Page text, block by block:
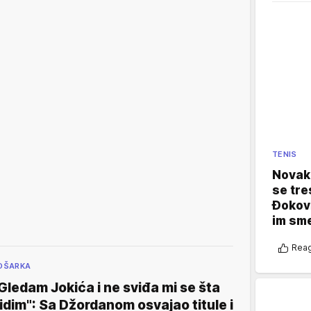
Jokića i ne sviđa mi se šta
Sa Džordanom osvajao titule i
TENIS
se
im